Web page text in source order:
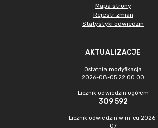
Mapa strony
Rejestr zmian
Statystyki odwiedzin
AKTUALIZACJE
Ostatnia modyfikacja
2026-08-05 22:00:00
Licznik odwiedzin ogółem
309 592
Licznik odwiedzin w m-cu 2026-
07